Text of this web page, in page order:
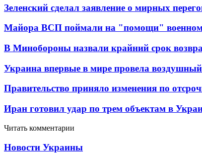
Зеленский сделал заявление о мирных
Майора ВСП поймали на "помощи"
В Минобороны назвали крайний срок
Украина впервые в мире провела
Правительство приняло изменения по
Иран готовил удар по трем объектам в
Читать комментарии
Новости Украины